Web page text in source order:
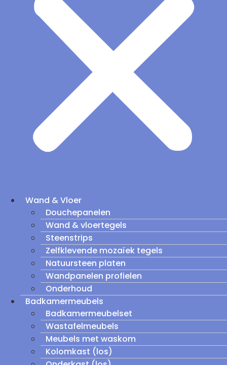
Wand & Vloer
Douchepanelen
Wand & vloertegels
Steenstrips
Zelfklevende mozaïek tegels
Natuursteen platen
Wandpanelen profielen
Onderhoud
Badkamermeubels
Badkamermeubelset
Wastafelmeubels
Meubels met waskom
Kolomkast (los)